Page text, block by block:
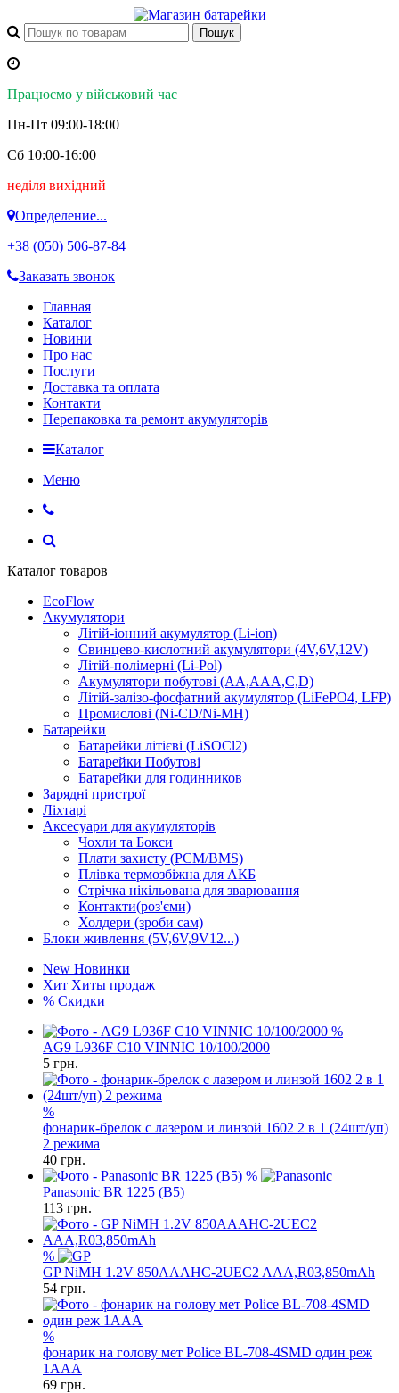
Працюємо у військовий час
Пн-Пт 09:00-18:00
Сб 10:00-16:00
неділя вихідний
Определение...
+38 (050) 506-87-84
Заказать звонок
Главная
Каталог
Новини
Про нас
Послуги
Доставка та оплата
Контакти
Перепаковка та ремонт акумуляторів
Каталог
Меню
Каталог товаров
EcoFlow
Акумулятори
Літій-іонний акумулятор (Li-ion)
Свинцево-кислотний акумулятори (4V,6V,12V)
Літій-полімерні (Li-Pol)
Акумулятори побутові (AA,AAA,C,D)
Літій-залізо-фосфатний акумулятор (LiFePO4, LFP)
Промислові (Ni-CD/Ni-MH)
Батарейки
Батарейки літієві (LiSOCl2)
Батарейки Побутові
Батарейки для годинников
Зарядні пристрої
Ліхтарі
Аксесуари для акумуляторів
Чохли та Бокси
Плати захисту (PCM/BMS)
Плівка термозбіжна для АКБ
Стрічка нікільована для зварювання
Контакти(роз'єми)
Холдери (зроби сам)
Блоки живлення (5V,6V,9V12...)
New Новинки
Хит Хиты продаж
% Скидки
%
AG9 L936F C10 VINNIC 10/100/2000
5 грн.
%
фонарик-брелок с лазером и линзой 1602 2 в 1 (24шт/уп)
2 режима
40 грн.
%
Panasonic BR 1225 (B5)
113 грн.
%
GP NiMH 1.2V 850AAAHC-2UEC2 AAA,R03,850mAh
54 грн.
%
фонарик на голову мет Police BL-708-4SMD один реж
1AAA
69 грн.